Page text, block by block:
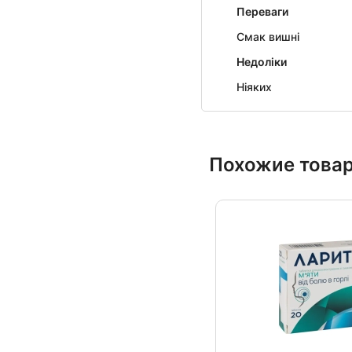
Переваги
Смак вишні
Недоліки
Ніяких
Похожие